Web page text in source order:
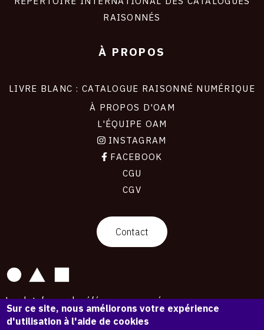
RAISONNÉS
À PROPOS
LIVRE BLANC : CATALOGUE RAISONNÉ NUMÉRIQUE
À PROPOS D'OAM
L'ÉQUIPE OAM
INSTAGRAM
FACEBOOK
CGU
CGV
Contact
La plateforme de référence pour créer,
conserver et promouvoir l'Histoire de l'Art.
Des catalogues raisonnés aux archives
Sur ce site, nous améliorons votre expérience
d'utilisation à l'aide de cookies